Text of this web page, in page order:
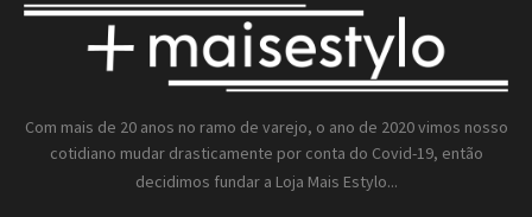
Com mais de 20 anos no ramo de varejo, o ano de 2020 vimos nosso
cotidiano mudar drasticamente por conta do Covid-19, então
decidimos fundar a Loja Mais Estylo...